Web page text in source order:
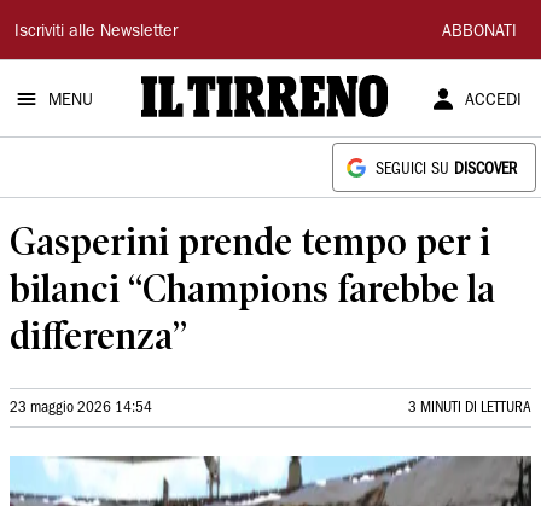
Il
Tirreno
Iscriviti alle Newsletter ABBONATI
MENU ACCEDI
SEGUICI SU DISCOVER
Gasperini prende tempo per i
bilanci “Champions farebbe la
differenza”
23 maggio 2026 14:54 3 MINUTI DI LETTURA